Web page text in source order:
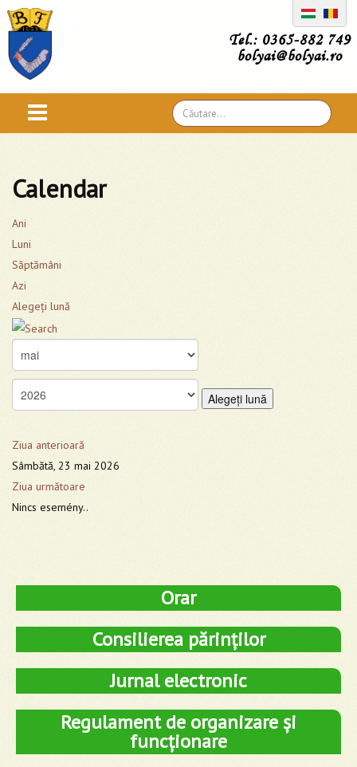
Tel.: 0365-882 749
bolyai@bolyai.ro
Căutare
...
Calendar
Ani
Luni
Săptămâni
Azi
Alegeţi lună
Alegeţi lună
Ziua anterioară
Sâmbătă, 23 mai 2026
Ziua următoare
Nincs esemény..
Orar
Consilierea părinților
Jurnal electronic
Regulament de organizare și
funcționare